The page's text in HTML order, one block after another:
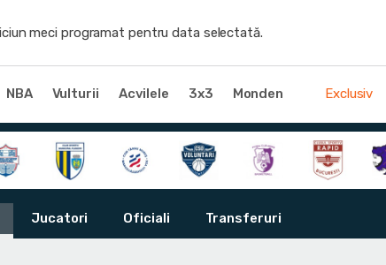
meci programat pentru data selectată.
NBA Vulturii Acvilele 3x3 Monden Exclusiv
Jucatori Oficiali Transferuri